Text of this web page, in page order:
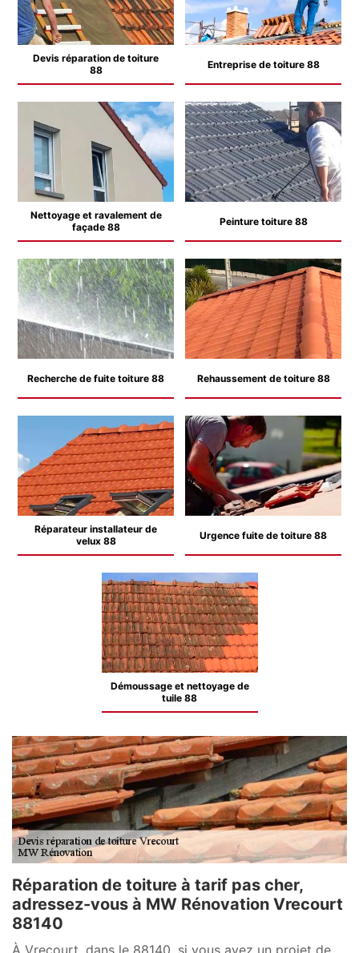
Devis réparation de toiture
88
Entreprise de toiture 88
Nettoyage et ravalement de
façade 88
Peinture toiture 88
Recherche de fuite toiture 88 Rehaussement de toiture 88
Réparateur installateur de
velux 88
Urgence fuite de toiture 88
Démoussage et nettoyage de
tuile 88
Réparation de toiture à tarif pas cher,
adressez-vous à MW Rénovation Vrecourt
88140
À Vrecourt, dans le 88140, si vous avez un projet de